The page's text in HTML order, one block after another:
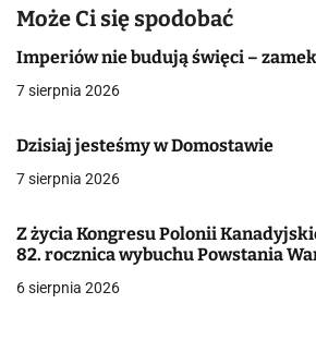
a
c
j
a
w
p
i
Może Ci się spodobać
Imperiów nie budują święci –
7 sierpnia 2026
Dzisiaj jesteśmy w Domostawie
7 sierpnia 2026
Z życia Kongresu Polonii
82. rocznica wybuchu Powstania
6 sierpnia 2026